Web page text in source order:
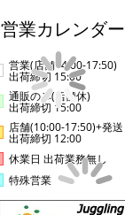
営業カレンダー
営業(店舗14:00-17:50)
出荷締切 15:00
通販のみ(店舗休)
出荷締切 15:00
店舗(10:00-17:50)+発送
出荷締切 12:00
休業日 出荷業務無し
特殊営業